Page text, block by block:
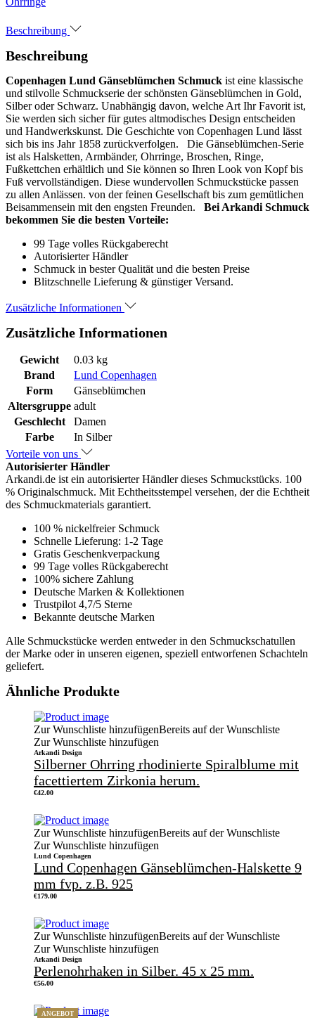
Beschreibung
Beschreibung
Copenhagen Lund Gänseblümchen Schmuck ist eine klassische
und stilvolle Schmuckserie der schönsten Gänseblümchen in Gold,
Silber oder Schwarz. Unabhängig davon, welche Art Ihr Favorit ist,
Sie werden sich sicher für gutes altmodisches Design entscheiden
und Handwerkskunst. Die Geschichte von Copenhagen Lund lässt
sich bis ins Jahr 1858 zurückverfolgen. Die Gänseblümchen-Serie
ist als Halsketten, Armbänder, Ohrringe, Broschen, Ringe,
Fußkettchen erhältlich und Sie können so Ihren Look von Kopf bis
Fuß vervollständigen. Diese wundervollen Schmuckstücke passen
zu allen Anlässen. von der feinen Gesellschaft bis zum gemütlichen
Beisammensein mit den engsten Freunden. Bei Arkandi Schmuck
bekommen Sie die besten Vorteile:
99 Tage volles Rückgaberecht
Autorisierter Händler
Schmuck in bester Qualität und die besten Preise
Blitzschnelle Lieferung & günstiger Versand.
Zusätzliche Informationen
Zusätzliche Informationen
Gewicht
0.03 kg
Brand
Lund Copenhagen
Form
Gänseblümchen
Altersgruppe adult
Geschlecht
Damen
Farbe
In Silber
Vorteile von uns
Autorisierter Händler
Arkandi.de ist ein autorisierter Händler dieses Schmuckstücks. 100
% Originalschmuck. Mit Echtheitsstempel versehen, der die Echtheit
des Schmuckmaterials garantiert.
100 % nickelfreier Schmuck
Schnelle Lieferung: 1-2 Tage
Gratis Geschenkverpackung
99 Tage volles Rückgaberecht
100% sichere Zahlung
Deutsche Marken & Kollektionen
Trustpilot 4,7/5 Sterne
Bekannte deutsche Marken
Alle Schmuckstücke werden entweder in den Schmuckschatullen
der Marke oder in unseren eigenen, speziell entworfenen Schachteln
geliefert.
Ähnliche Produkte
Zur Wunschliste hinzufügenBereits auf der Wunschliste
Zur Wunschliste hinzufügen
Arkandi Design
Silberner Ohrring rhodinierte Spiralblume mit
facettiertem Zirkonia herum.
€42.00
Zur Wunschliste hinzufügenBereits auf der Wunschliste
Zur Wunschliste hinzufügen
Lund Copenhagen
Lund Copenhagen Gänseblümchen-Halskette 9
mm fvp. z.B. 925
€179.00
Zur Wunschliste hinzufügenBereits auf der Wunschliste
Zur Wunschliste hinzufügen
Arkandi Design
Perlenohrhaken in Silber. 45 x 25 mm.
€56.00
ANGEBOT